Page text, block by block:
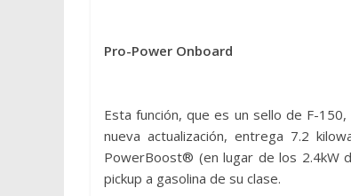
Pro-Power Onboard
Esta función, que es un sello de F-
nueva actualización, entrega 7.2
PowerBoost® (en lugar de los 2.4kW
pickup a gasolina de su clase.